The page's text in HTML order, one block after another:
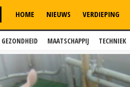
GEZONDHEID MAATSCHAPPIJ TECHNIEK
HOME NIEUWS VERDIEPING